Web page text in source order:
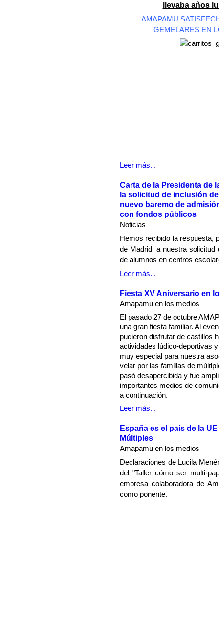
llevaba años
AMAPAMU
GEMELARES EN
Leer más...
Carta de la Presidenta de
la solicitud de inclusión
nuevo baremo de
con fondos públicos
Noticias
Hemos recibido la respuesta,
de Madrid, a nuestra solicitud
de alumnos en centros
Leer más...
Fiesta XV Aniversario en
Amapamu en los medios
El pasado 27 de octubre
una gran fiesta familiar. Al
pudieron disfrutar de castillos
actividades lúdico-deportivas
muy especial para nuestra
velar por las familias de
pasó desapercibida y fue
importantes medios de
a continuación.
Leer más...
España es el país de la
Múltiples
Amapamu en los medios
Declaraciones de Lucila
del "Taller cómo ser multi-
empresa colaboradora de
como ponente.